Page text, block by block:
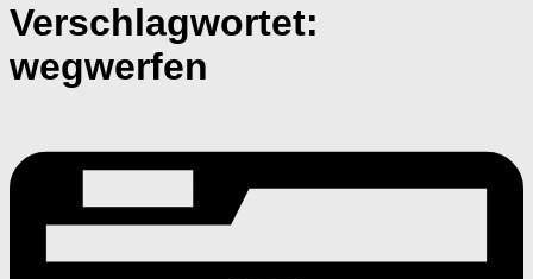
Verschlagwortet:
wegwerfen